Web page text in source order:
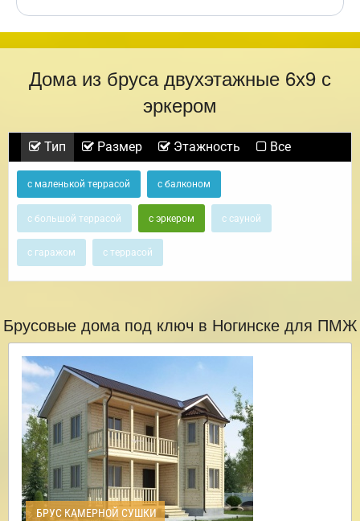
Дома из бруса двухэтажные 6х9 с
эркером
Тип Размер Этажность Все
с маленькой террасой с балконом
с большой террасой с эркером с сауной
с гаражом с террасой
Брусовые дома под ключ в Ногинске для ПМЖ
БРУС КАМЕРНОЙ СУШКИ